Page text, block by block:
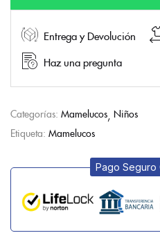
Entrega y Devolución
Haz una pregunta
Categorías: Mamelucos Niños
Etiqueta: Mamelucos
Pago Seguro